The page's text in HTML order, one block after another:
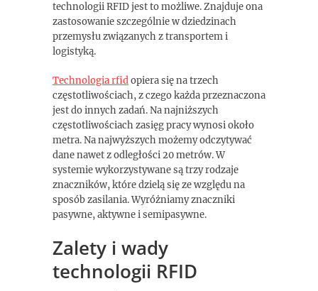
technologii RFID jest to możliwe. Znajduje ona
zastosowanie szczególnie w dziedzinach
przemysłu związanych z transportem i
logistyką.
Technologia rfidopiera się na trzech
częstotliwościach, z czego każda przeznaczona
jest do innych zadań. Na najniższych
częstotliwościach zasięg pracy wynosi około
metra. Na najwyższych możemy odczytywać
dane nawet z odległości 20 metrów. W
systemie wykorzystywane są trzy rodzaje
znaczników, które dzielą się ze względu na
sposób zasilania. Wyróżniamy znaczniki
pasywne, aktywne i semipasywne.
Zalety i wady
technologii RFID